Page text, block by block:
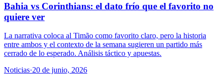
Bahia vs Corinthians: el dato frío que el favorito no
quiere ver
La narrativa coloca al Timão como favorito claro, pero la historia
entre ambos y el contexto de la semana sugieren un partido más
cerrado de lo esperado. Análisis táctico y apuestas.
Noticias·20 de junio, 2026